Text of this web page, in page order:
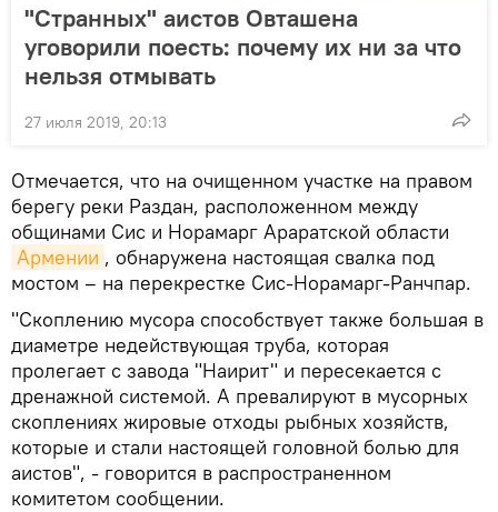
"Странных" аистов Овташена
уговорили поесть: почему их ни за что
нельзя отмывать
27 июля 2019, 20:13
Отмечается, что на очищенном участке на правом
берегу реки Раздан, расположенном между
общинами Сис и Норамарг Араратской области
Армении , обнаружена настоящая свалка под
мостом – на перекрестке Сис-Норамарг-Ранчпар.
"Скоплению мусора способствует также большая в
диаметре недействующая труба, которая
пролегает с завода "Наирит" и пересекается с
дренажной системой. А превалируют в мусорных
скоплениях жировые отходы рыбных хозяйств,
которые и стали настоящей головной болью для
аистов", - говорится в распространенном
комитетом сообщении.